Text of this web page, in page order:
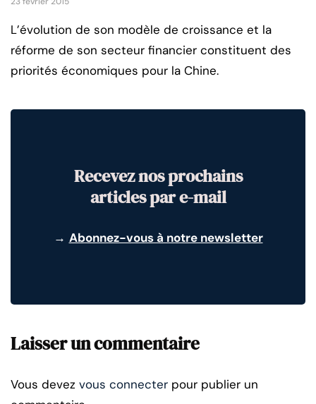
L’évolution de son modèle de croissance et la
réforme de son secteur financier constituent des
priorités économiques pour la Chine.
Recevez nos prochains
articles par e-mail
→ Abonnez-vous à notre newsletter
Laisser un commentaire
Vous devez vous connecter pour publier un